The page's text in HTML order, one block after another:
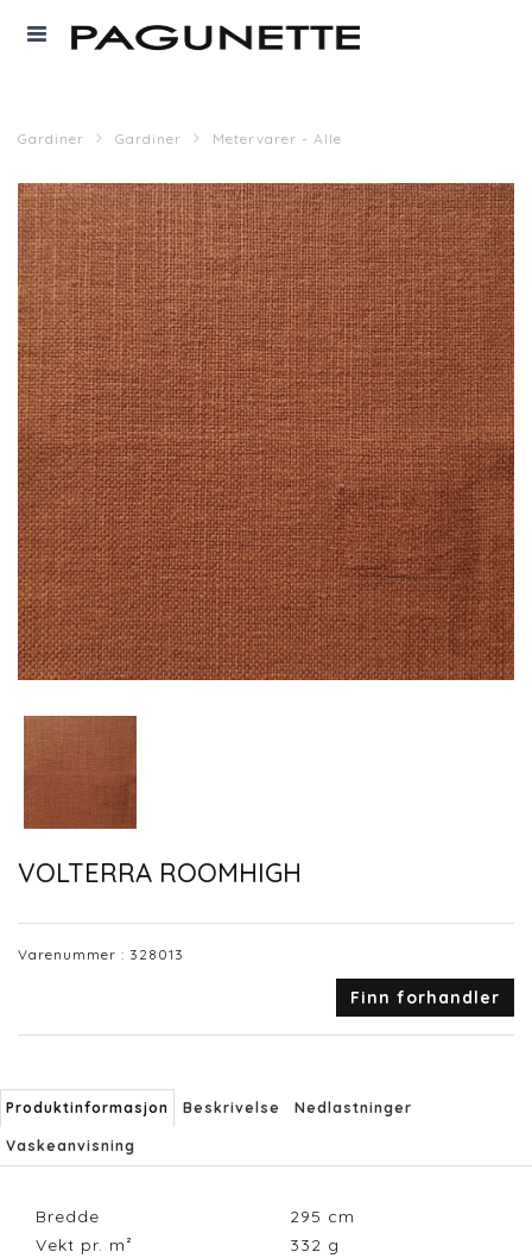
Gardiner Gardiner Metervarer - Alle
VOLTERRA ROOMHIGH
Varenummer : 328013
Finn forhandler
Produktinformasjon Beskrivelse Nedlastninger
Vaskeanvisning
Bredde 295 cm
Vekt pr. m²
332 g